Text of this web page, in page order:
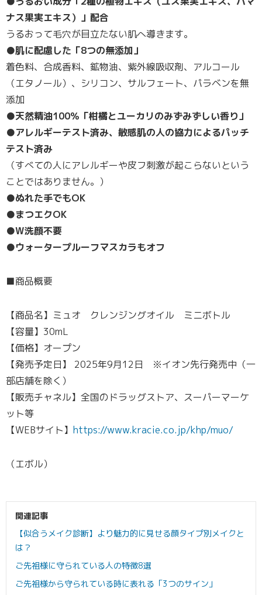
ナス果実エキス）」配合
うるおって毛穴が目立たない肌へ導きます。
●肌に配慮した「8つの無添加」
着色料、合成香料、鉱物油、紫外線吸収剤、アルコール
（エタノール）、シリコン、サルフェート、パラベンを無
添加
●天然精油100％「柑橘とユーカリのみずみずしい香り」
●アレルギーテスト済み、敏感肌の人の協力によるパッチ
テスト済み
（すべての人にアレルギーや皮フ刺激が起こらないという
ことではありません。）
●ぬれた手でもOK
●まつエクOK
●W洗顔不要
●ウォータープルーフマスカラもオフ
■商品概要
【商品名】ミュオ クレンジングオイル ミニボトル
【容量】30mL
【価格】オープン
【発売予定日】 2025年9月12日 ※イオン先行発売中（一
部店舗を除く）
【販売チャネル】全国のドラッグストア、スーパーマーケ
ット等
【WEBサイト】 https://www.kracie.co.jp/khp/muo/
（エボル）
関連記事
【似合うメイク診断】より魅力的に見せる顔タイプ別メイクと
は？
ご先祖様に守られている人の特徴8選
ご先祖様から守られている時に表れる「3つのサイン」